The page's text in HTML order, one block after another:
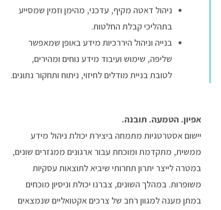
ניהול דאטה מקיף, עדכני, מהימן וזמין שמסייע
בתהליכי קבלת החלטות.
בנייה וניהול היררכיות מידע באופן שמאפשר
שליפה, שימוש ועיבוד מידע נוחים ומהירים,
לטובת בניית מודלים לחיזוי, ניתוח ותחקור נתונים.
אפיון. הטמעה. תובנה.
יישום אסטרטגיות מתמחה ביצירת יכולת ניהול מידע
ממשית, מתקדמת ומוכחת עבור ארגונים ממגזרים שונים,
במטרה לייצר יתרון תחרותי שיביא לתוצאות עסקיות
משופרות. במהלך השונים, צברנו יכולת וניסיון מוכחים
במתן מענה למגוון רחב של צרכים אקטואליים שנמצאים